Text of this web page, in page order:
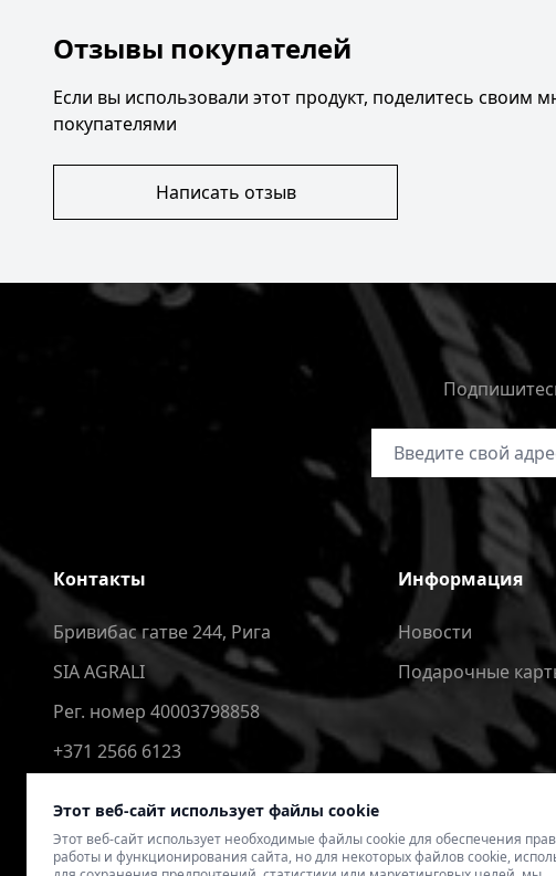
Этот веб-сайт использует файлы cookie
Этот веб-сайт использует необходимые файлы cookie для обеспечения
работы и функционирования сайта, но для некоторых файлов cookie,
Отзывы покупателей
Если вы использовали этот продукт, поделитесь своим
покупателями
Написать отзыв
Адрес электронной
Контакты
Бривибас гатве 244, Рига
SIA AGRALI
Рег. номер 40003798858
+371 2566 6123
Информация
Новости
Подарочные